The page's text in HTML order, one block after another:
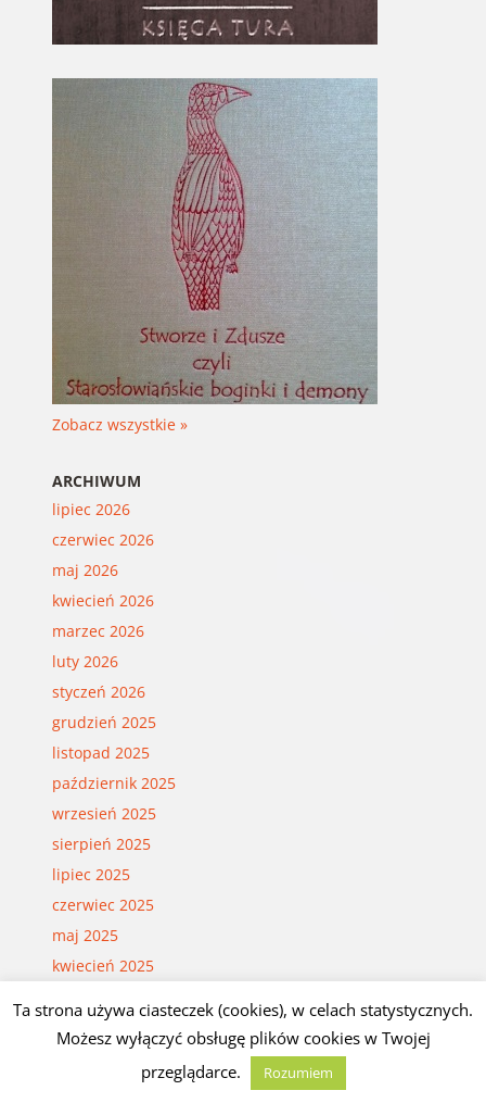
Zobacz wszystkie »
ARCHIWUM
lipiec 2026
czerwiec 2026
maj 2026
kwiecień 2026
marzec 2026
luty 2026
styczeń 2026
grudzień 2025
listopad 2025
październik 2025
wrzesień 2025
sierpień 2025
lipiec 2025
czerwiec 2025
maj 2025
kwiecień 2025
luty 2025
grudzień 2024
Ta strona używa ciasteczek (cookies), w celach statystycznych.
Możesz wyłączyć obsługę plików cookies w Twojej
przeglądarce.
Rozumiem